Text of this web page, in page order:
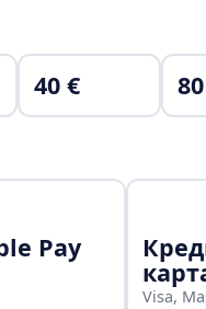
40 €
Pay
Visa,